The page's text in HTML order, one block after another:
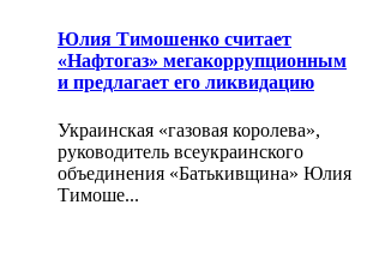
Юлия Тимошенко считает
«Нафтогаз» мегакоррупционным
и предлагает его ликвидацию
Украинская «газовая королева»,
руководитель всеукраинского
объединения «Батькивщина» Юлия
Тимоше...